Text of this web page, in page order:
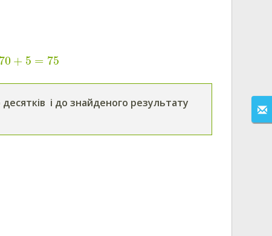
70 + 5 = 75
і до знайденого результату